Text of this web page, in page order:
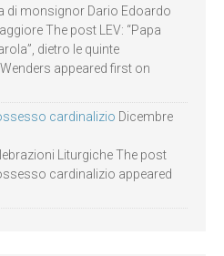
di monsignor Dario Edoardo
The post LEV: “Papa
dietro le quinte
appeared first on
cardinalizio Dicembre
Liturgiche The post
cardinalizio appeared